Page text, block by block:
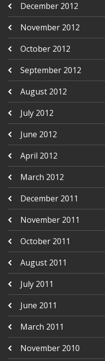
December 2012
November 2012
October 2012
September 2012
August 2012
July 2012
June 2012
April 2012
March 2012
December 2011
November 2011
October 2011
August 2011
July 2011
June 2011
March 2011
November 2010